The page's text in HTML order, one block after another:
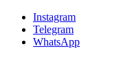
Instagram
Telegram
WhatsApp